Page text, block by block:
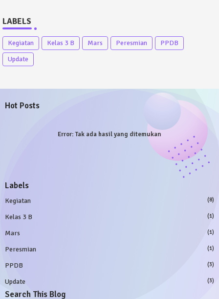
LABELS
Kegiatan Kelas 3 B Mars Peresmian
PPDB
Update
Hot Posts
Error:Tak ada hasil yang ditemukan
Labels
Kegiatan (8)
Kelas 3 B (1)
Mars (1)
Peresmian (1)
PPDB (3)
Update (3)
Search This Blog